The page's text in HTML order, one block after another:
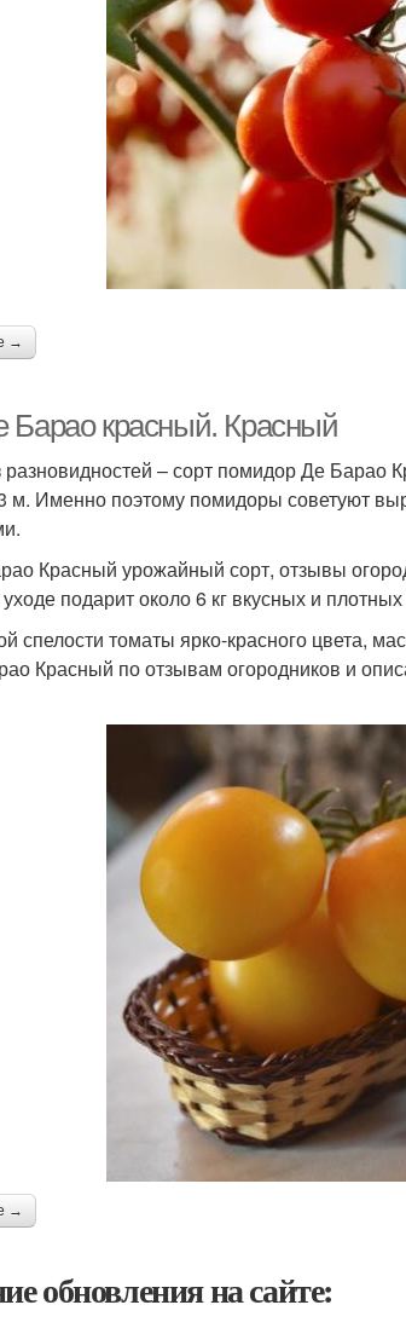
→
Барао красный. Красный
– сорт помидор Де Барао
м. Именно поэтому помидоры советуют
Красный урожайный сорт, отзывы
подарит около 6 кг вкусных и
спелости томаты ярко-красного цвета,
Красный по отзывам огородников и
→
обновления на сайте: